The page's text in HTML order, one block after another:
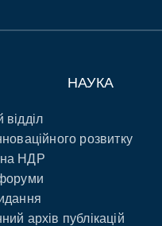
НАУКА
відділ
розвитку
НДР
архів публікацій